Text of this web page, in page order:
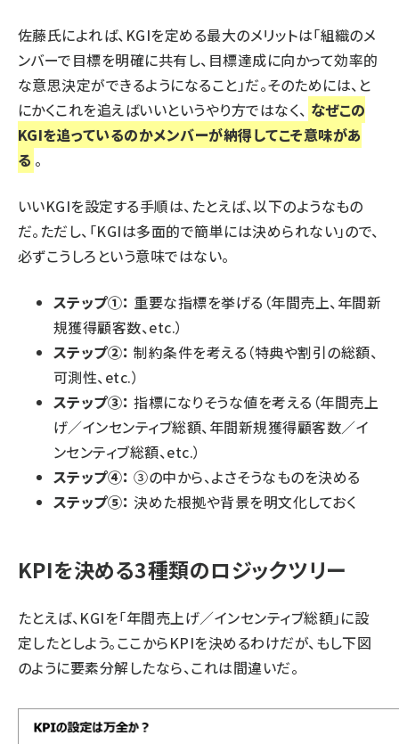
佐藤氏によれば、KGIを定める最大のメリットは「組織のメ
ンバーで目標を明確に共有し、目標達成に向かって効率的
な意思決定ができるようになること」だ。そのためには、と
にかくこれを追えばいいというやり方ではなく、 なぜこの
KGIを追っているのかメンバーが納得してこそ意味があ
る 。
いいKGIを設定する手順は、たとえば、以下のようなもの
だ。ただし、「KGIは多面的で簡単には決められない」ので、
必ずこうしろという意味ではない。
ステップ①： 重要な指標を挙げる（年間売上、年間新
規獲得顧客数、etc.）
ステップ②： 制約条件を考える（特典や割引の総額、
可測性、etc.）
ステップ③： 指標になりそうな値を考える（年間売上
げ／インセンティブ総額、年間新規獲得顧客数／イ
ンセンティブ総額、etc.）
ステップ④： ③の中から、よさそうなものを決める
ステップ⑤： 決めた根拠や背景を明文化しておく
KPIを決める3種類のロジックツリー
たとえば、KGIを「年間売上げ／インセンティブ総額」に設
定したとしよう。ここからKPIを決めるわけだが、もし下図
のように要素分解したなら、これは間違いだ。